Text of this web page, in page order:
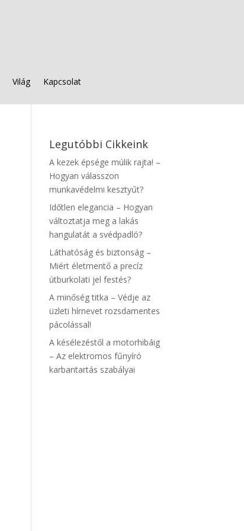
Világ Kapcsolat
Legutóbbi Cikkeink
A kezek épsége múlik rajta! –
Hogyan válasszon
munkavédelmi kesztyűt?
Időtlen elegancia – Hogyan
változtatja meg a lakás
hangulatát a svédpadló?
Láthatóság és biztonság –
Miért életmentő a precíz
útburkolati jel festés?
A minőség titka – Védje az
üzleti hírnevet rozsdamentes
pácolással!
A késélezéstől a motorhibáig
– Az elektromos fűnyíró
karbantartás szabályai